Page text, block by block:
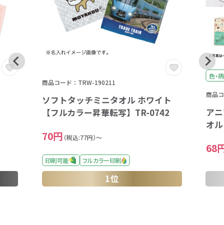
商品コード：TRW-190211
ソフトタッチミニタオル ホワイト
【フルカラー昇華転写】TR-0742
70円 （税込:77円）～
印刷可能 フルカラー印刷
1位
色・
商品
ア
オル
68